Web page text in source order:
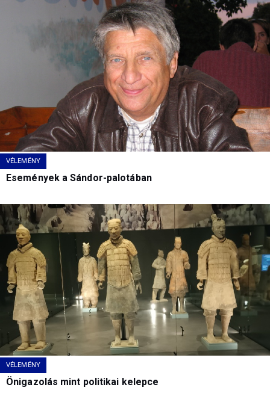
VÉLEMÉNY
Események a Sándor-palotában
VÉLEMÉNY
Önigazolás mint politikai kelepce